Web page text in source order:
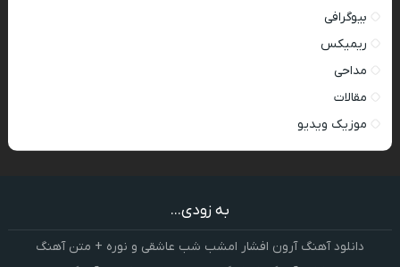
بیوگرافی
ریمیکس
مداحی
مقالات
موزیک ویدیو
به زودی...
دانلود آهنگ آرون افشار امشب شب عاشقی و نوره + متن آهنگ